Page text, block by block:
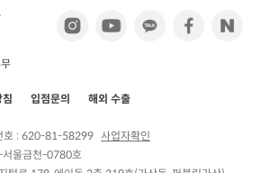
입점문의 해외 수출
호 : 620-81-58299 사업자확인
울금천-0780호